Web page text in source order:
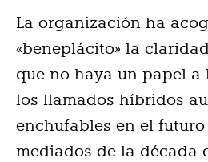
La organización ha
«beneplácito» la
que no haya un papel a
los llamados híbridos
enchufables en el futuro
mediados de la década